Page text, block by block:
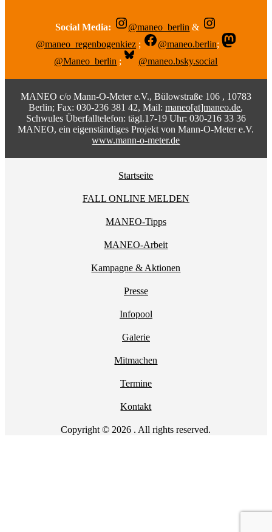
Social Media: @maneo_berlin &
@maneo_regenbogenkiez ; @maneo.berlin;
@Maneo_berlin ; @maneo.bsky.social
MANEO c/o Mann-O-Meter e.V., Bülowstraße 106 , 10783
Berlin; Fax: 030-236 381 42, Mail:maneo[at]maneo.de,
Schwules Überfalltelefon: tägl.17-19 Uhr: 030-216 33 36
MANEO, ein eigenständiges Projekt von Mann-O-Meter e.V.
www.mann-o-meter.de
Startseite
FALL ONLINE MELDEN
MANEO-Tipps
MANEO-Arbeit
Kampagne & Aktionen
Presse
Infopool
Galerie
Mitmachen
Termine
Kontakt
Copyright © 2026 . All rights reserved.